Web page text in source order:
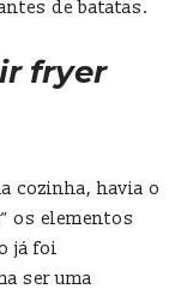
de batatas.
fryer
cozinha, havia o
os elementos
já foi
ser uma